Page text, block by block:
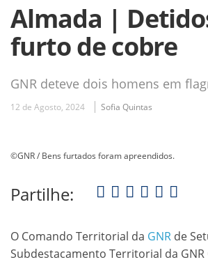
Almada |
furto de cobre
GNR deteve dois homens em
12 de Agosto, 2024 Sofia Quintas
©GNR / Bens furtados foram apreendidos.
Partilhe:
O Comando Territorial da GNR de
Subdestacamento Territorial da GNR